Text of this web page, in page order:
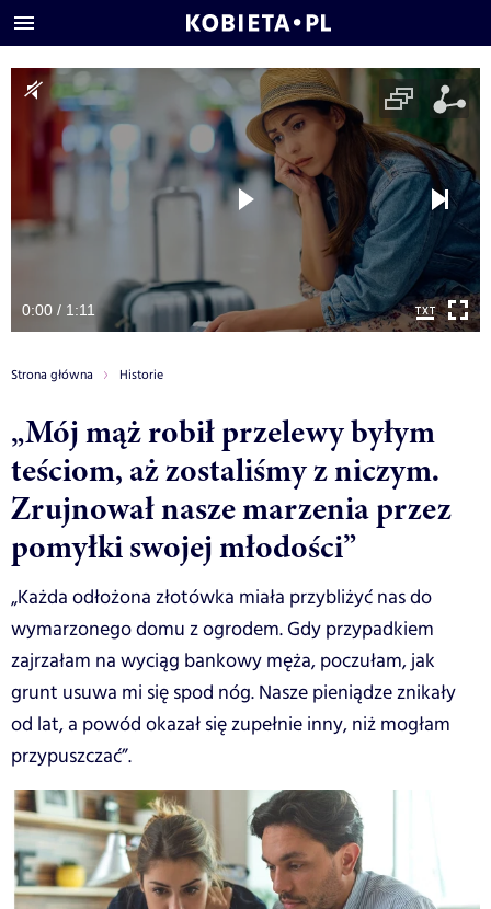
0:00 / 1:11
Strona główna Historie
„Mój mąż robił przelewy byłym
teściom, aż zostaliśmy z niczym.
Zrujnował nasze marzenia przez
pomyłki swojej młodości”
„Każda odłożona złotówka miała przybliżyć nas do
wymarzonego domu z ogrodem. Gdy przypadkiem
zajrzałam na wyciąg bankowy męża, poczułam, jak
grunt usuwa mi się spod nóg. Nasze pieniądze znikały
od lat, a powód okazał się zupełnie inny, niż mogłam
przypuszczać”.